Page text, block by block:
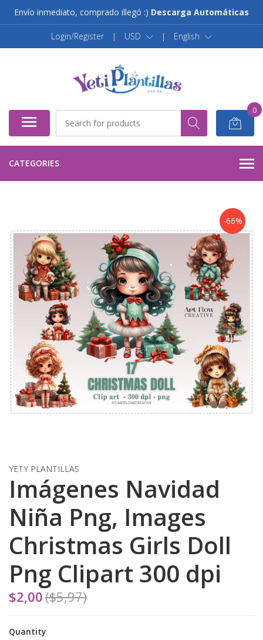
Envío inmediato, comprado illegó :) Descarga Automáticas
Login/Register | USD | English
0
CATEGORIES
-66%
YETY PLANTILLAS
Imágenes Navidad
Niña Png, Images
Christmas Girls Doll
Png Clipart 300 dpi
$2,00($5,97)
Quantity